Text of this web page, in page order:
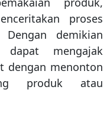
proses
demikian
mengajak
dengan menonton
produk atau